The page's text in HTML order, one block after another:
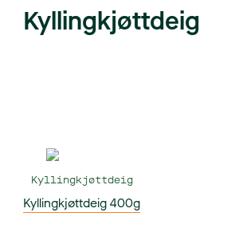
Kyllingkjøttdeig
Kyllingkjøttdeig
Kyllingkjøttdeig 400g